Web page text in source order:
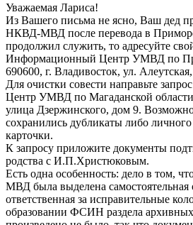
Уважаемая Лариса!
Из Вашего письма не ясно, Ваш дед
НКВД-МВД после перевода в
продолжил служить, то адресуйте
Информационный Центр УМВД по
690600, г. Владивосток, ул.
Для очистки совести направьте
Центр УМВД по Магаданской области
улица Дзержинского, дом 9.
сохранились дубликаты либо
карточки.
К запросу приложите документы
родства с И.П.Христюковым.
Есть одна особенность: дело в том,
МВД была выделена
ответственная за исправительные
образовании ФСИН раздела